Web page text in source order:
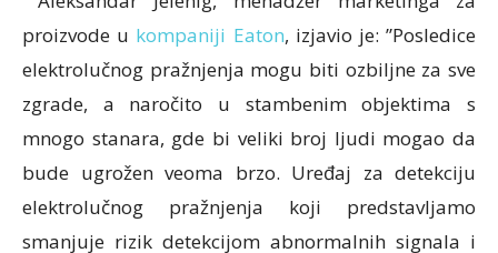
proizvode u kompaniji Eaton, izjavio je: ”Posledice
elektrolučnog pražnjenja mogu biti ozbiljne za sve
zgrade, a naročito u stambenim objektima s
mnogo stanara, gde bi veliki broj ljudi mogao da
bude ugrožen veoma brzo. Uređaj za detekciju
elektrolučnog pražnjenja koji predstavljamo
smanjuje rizik detekcijom abnormalnih signala i